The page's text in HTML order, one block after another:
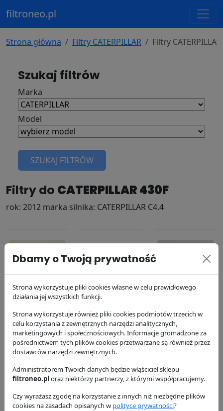
filtroneo.pl
Strona główna Filtry CATERPILLAR Filtry
Szukaj filtrów
Marka
Model
SZUKAJ FILTRÓW
Filtry do CATERPILLAR 430F
rok: 2012 marka silnika: CATERPILLAR C4.4
Filtr
P550486
Donaldson
62.46 zł
Filtr paliwa
Donaldson
100.26 zł
Filtr oleju silnika
Donaldson
41.23 zł
Dbamy o Twoją prywatność
Strona wykorzystuje pliki cookies własne w celu prawidłowego
działania jej wszystkich funkcji.
Strona wykorzystuje również pliki cookies podmiotów trzecich w
celu korzystania z zewnętrznych narzędzi analitycznych,
marketingowych i społecznościowych. Informacje gromadzone za
pośrednictwem tych plików cookies przetwarzane są również przez
dostawców narzędzi zewnętrznych.
Administratorem Twoich danych będzie włąściciel sklepu
filtroneo.pl oraz niektórzy partnerzy, z którymi współpracujemy.
Czy wyrażasz zgodę na korzystanie z innych niż niezbędne plików
cookies na zasadach opisanych w polityce prywatności?